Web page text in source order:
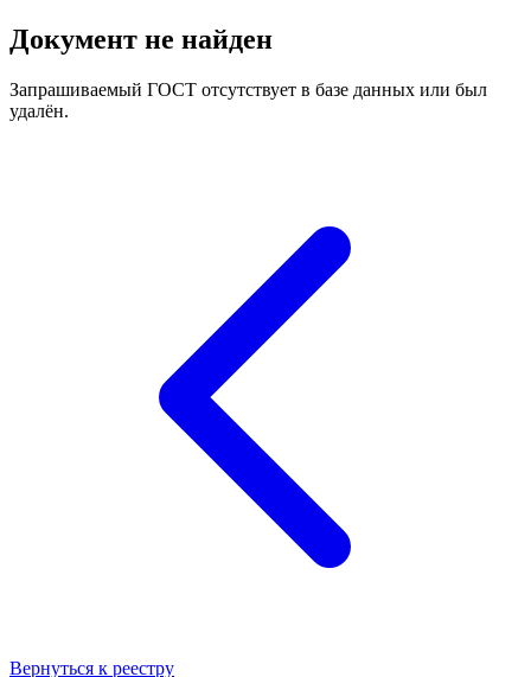
Документ не найден
Запрашиваемый ГОСТ отсутствует в базе данных или был
удалён.
Вернуться к реестру